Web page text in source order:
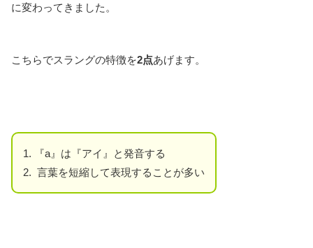
に変わってきました。
こちらでスラングの特徴を2点あげます。
1. 『a』は『アイ』と発音する
2. 言葉を短縮して表現することが多い